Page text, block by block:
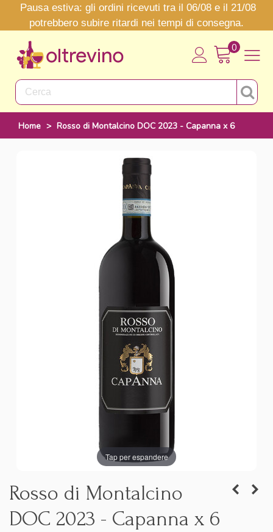
Pausa estiva: gli ordini ricevuti tra il 06/08 e il 21/08
potrebbero subire ritardi nei tempi di consegna.
0
Home > Rosso di Montalcino DOC 2023 - Capanna x 6
Tap per espandere
Rosso di Montalcino
DOC 2023 - Capanna x 6